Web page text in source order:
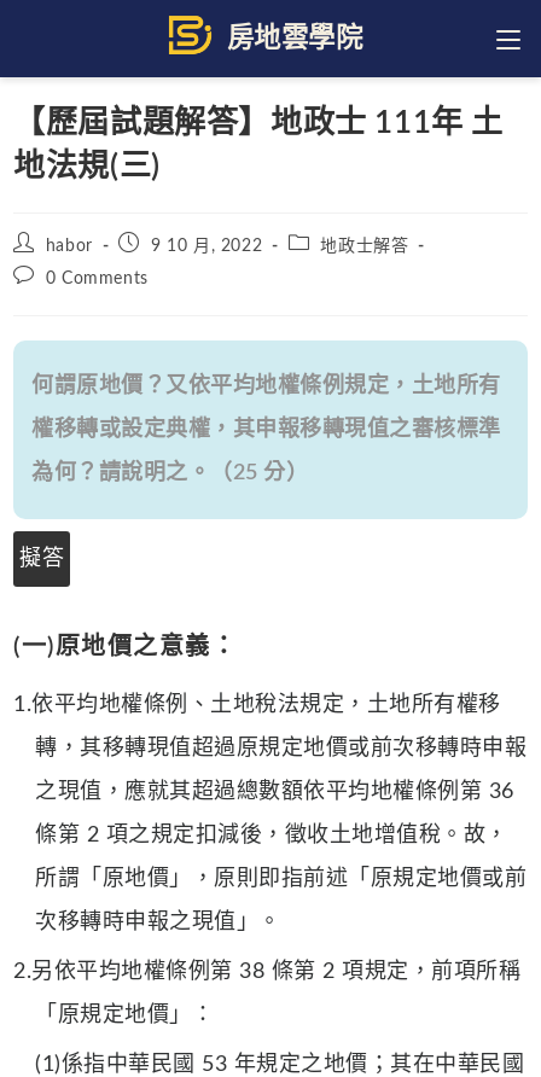
content
【歷屆試題解答】地政士 111年 土
地法規(三)
Post
author:
habor
Post9 10 月, 2022
Post地政士解答
Post0 Comments
何謂原地價？又依平均地權條例規定，土地所有
權移轉或設定典權，其申報移轉現值之審核標準
為何？請說明之。（25 分）
擬答
(一)原地價之意義：
1.依平均地權條例、土地稅法規定，土地所有權移
轉，其移轉現值超過原規定地價或前次移轉時申報
之現值，應就其超過總數額依平均地權條例第 36
條第 2 項之規定扣減後，徵收土地增值稅。故，
所謂「原地價」，原則即指前述「原規定地價或前
次移轉時申報之現值」。
2.另依平均地權條例第 38 條第 2 項規定，前項所稱
「原規定地價」：
(1)係指中華民國 53 年規定之地價；其在中華民國